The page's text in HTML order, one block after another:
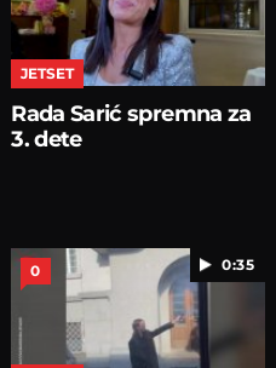
JETSET
Rada Sarić spremna za
3. dete
0:35
0